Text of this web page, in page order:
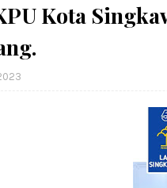
Kota